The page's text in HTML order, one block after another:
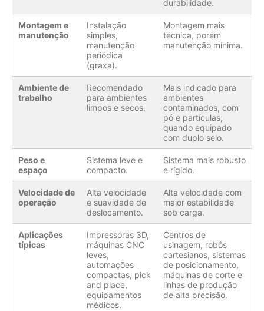
durabilidade.
Montagem e
manutenção
Instalação
simples,
manutenção
periódica
(graxa).
Montagem mais
técnica, porém
manutenção mínima.
Ambiente de
trabalho
Recomendado
para ambientes
limpos e secos.
Mais indicado para
ambientes
contaminados, com
pó e partículas,
quando equipado
com duplo selo.
Peso e
espaço
Sistema leve e
compacto.
Sistema mais robusto
e rígido.
Velocidade de
operação
Alta velocidade
e suavidade de
deslocamento.
Alta velocidade com
maior estabilidade
sob carga.
Aplicações
típicas
Impressoras 3D,
máquinas CNC
leves,
automações
compactas, pick
and place,
equipamentos
médicos.
Centros de
usinagem, robôs
cartesianos, sistemas
de posicionamento,
máquinas de corte e
linhas de produção
de alta precisão.